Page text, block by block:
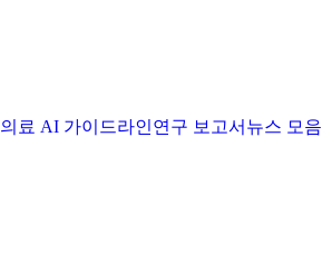
의료 AI 가이드라인연구 보고서 뉴스 모음